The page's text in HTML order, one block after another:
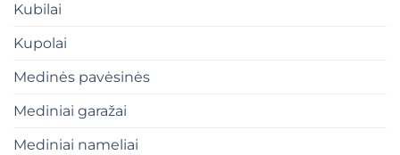
Kubilai
Kupolai
Medinės pavėsinės
Mediniai garažai
Mediniai nameliai